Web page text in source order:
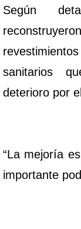
Según
sanitarios
deterioro por
“La mejoría
importante